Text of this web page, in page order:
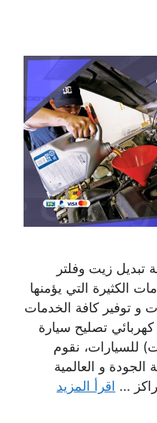
تبديل زيت وفلتر
الكثيرة التي يؤمنها
و توفير كافة الخدمات
تصليح سيارة
للسيارات، نقوم
الجودة و العالمية
… اقرأ المزيد